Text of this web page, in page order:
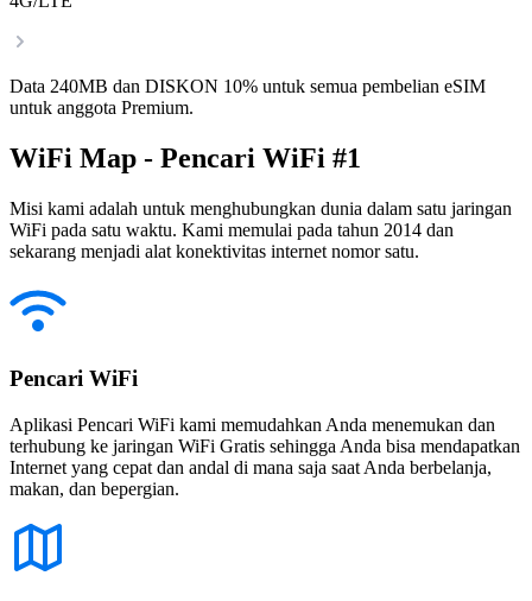
Data 240MB dan DISKON 10% untuk semua pembelian eSIM
untuk anggota Premium.
WiFi Map - Pencari WiFi #1
Misi kami adalah untuk menghubungkan dunia dalam satu jaringan
WiFi pada satu waktu. Kami memulai pada tahun 2014 dan
sekarang menjadi alat konektivitas internet nomor satu.
Pencari WiFi
Aplikasi Pencari WiFi kami memudahkan Anda menemukan dan
terhubung ke jaringan WiFi Gratis sehingga Anda bisa mendapatkan
Internet yang cepat dan andal di mana saja saat Anda berbelanja,
makan, dan bepergian.